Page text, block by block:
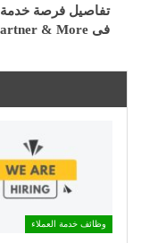
تفاصيل فرصة خدمة
فى Partner & More
وظائف خدمة العملاء